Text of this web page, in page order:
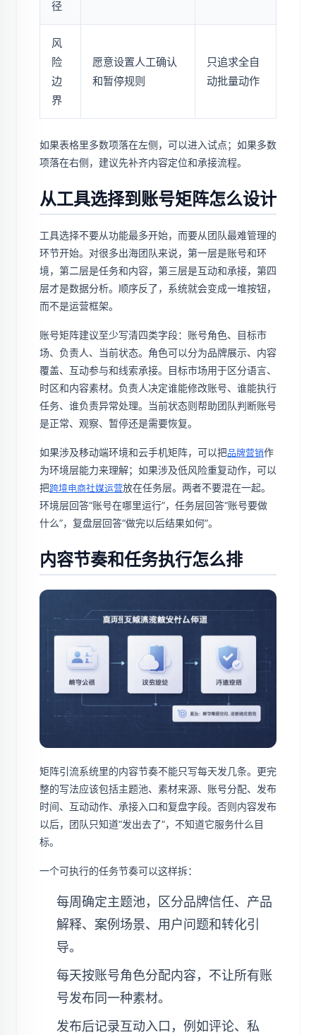
径
风
险
边
界
愿意设置人工确认
和暂停规则
只追求全自
动批量动作
如果表格里多数项落在左侧，可以进入试点；如果多数
项落在右侧，建议先补齐内容定位和承接流程。
从工具选择到账号矩阵怎么设计
工具选择不要从功能最多开始，而要从团队最难管理的
环节开始。对很多出海团队来说，第一层是账号和环
境，第二层是任务和内容，第三层是互动和承接，第四
层才是数据分析。顺序反了，系统就会变成一堆按钮，
而不是运营框架。
账号矩阵建议至少写清四类字段：账号角色、目标市
场、负责人、当前状态。角色可以分为品牌展示、内容
覆盖、互动参与和线索承接。目标市场用于区分语言、
时区和内容素材。负责人决定谁能修改账号、谁能执行
任务、谁负责异常处理。当前状态则帮助团队判断账号
是正常、观察、暂停还是需要恢复。
如果涉及移动端环境和云手机矩阵，可以把品牌营销作
为环境层能力来理解；如果涉及低风险重复动作，可以
把跨境电商社媒运营放在任务层。两者不要混在一起。
环境层回答“账号在哪里运行”，任务层回答“账号要做
什么”，复盘层回答“做完以后结果如何”。
内容节奏和任务执行怎么排
矩阵引流系统里的内容节奏不能只写每天发几条。更完
整的写法应该包括主题池、素材来源、账号分配、发布
时间、互动动作、承接入口和复盘字段。否则内容发布
以后，团队只知道“发出去了”，不知道它服务什么目
标。
一个可执行的任务节奏可以这样拆：
每周确定主题池，区分品牌信任、产品
解释、案例场景、用户问题和转化引
导。
每天按账号角色分配内容，不让所有账
号发布同一种素材。
发布后记录互动入口，例如评论、私